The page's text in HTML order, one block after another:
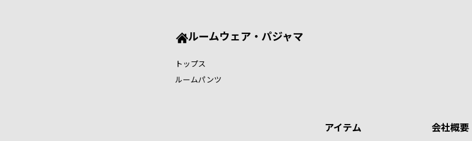
ルームウェア・パジャマ
トップス
ルームパンツ
アイテム 会社概要